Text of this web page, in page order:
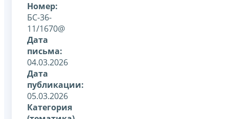
Номер:
БС-36-
11/1670@
Дата
письма:
04.03.2026
Дата
публикации:
05.03.2026
Категория